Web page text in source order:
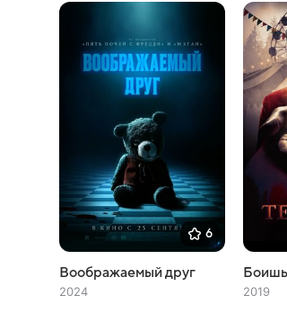
6
Воображаемый друг
2024 2019